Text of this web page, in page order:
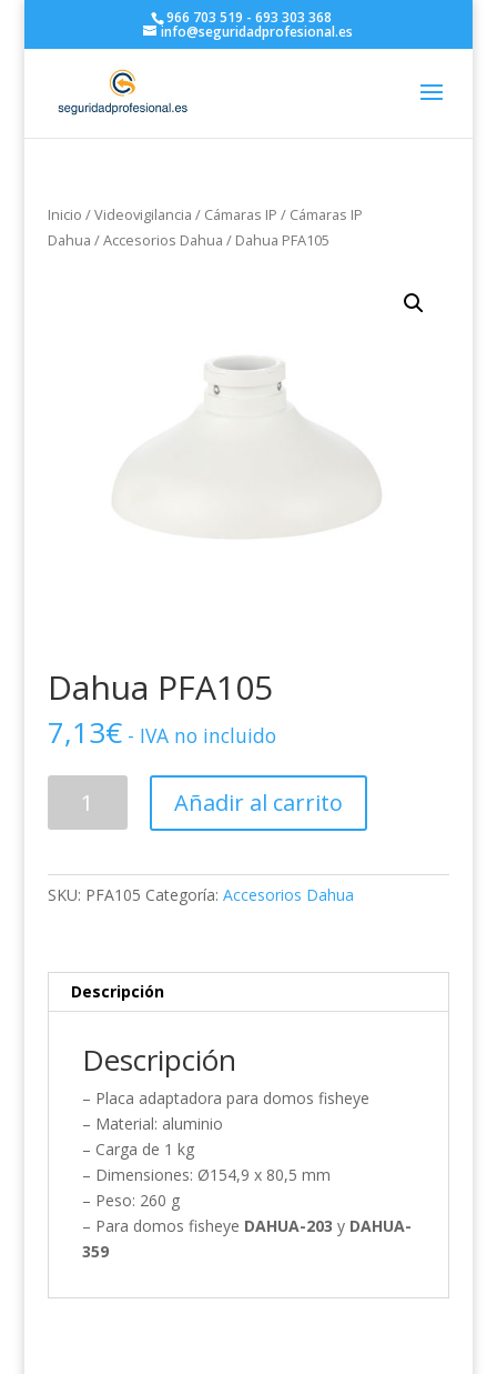
966 703 519 - 693 303 368
info@seguridadprofesional.es
Inicio /Videovigilancia / Cámaras IP / Cámaras IP
Dahua /Accesorios Dahua / Dahua PFA105
Dahua PFA105
7,13€ - IVA no incluido
PFA105
Añadir al carrito
SKU: PFA105 Categoría: Accesorios Dahua
Descripción
Descripción
– Placa adaptadora para domos fisheye
– Material: aluminio
– Carga de 1 kg
– Dimensiones: Ø154,9 x 80,5 mm
– Peso: 260 g
– Para domos fisheye DAHUA-203 y DAHUA-
359